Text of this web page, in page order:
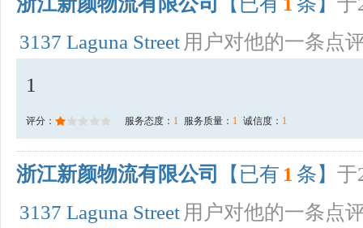
3137 Laguna Street 用户对他的一条点
1
评分： 服务态度： 1 服务质量： 1 诚信度： 1
浙江新颜物流有限公司 【已有 1 条】 于
3137 Laguna Street 用户对他的一条点